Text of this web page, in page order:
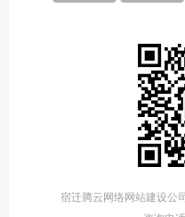
宿迁腾云网络网站建设公